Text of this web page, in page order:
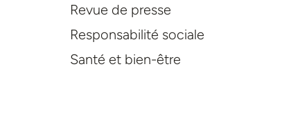
Revue de presse
Responsabilité sociale
Santé et bien-être